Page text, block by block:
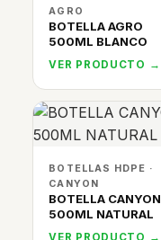
AGRO
BOTELLA AGRO
500ML BLANCO
VER PRODUCTO →
BOTELLAS HDPE ·
CANYON
BOTELLA CANYON
500ML NATURAL
VER PRODUCTO →